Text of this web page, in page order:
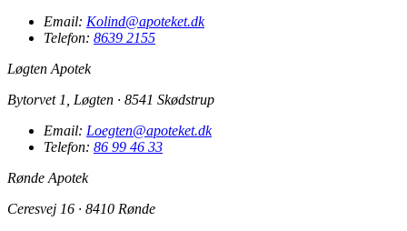
Email: Kolind@apoteket.dk
Telefon: 8639 2155
Løgten Apotek
Bytorvet 1, Løgten · 8541 Skødstrup
Email: Loegten@apoteket.dk
Telefon: 86 99 46 33
Rønde Apotek
Ceresvej 16 · 8410 Rønde